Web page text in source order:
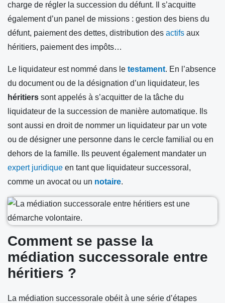
charge de régler la succession du défunt. Il s’acquitte
également d’un panel de missions : gestion des biens du
défunt, paiement des dettes, distribution des actifs aux
héritiers, paiement des impôts…
Le liquidateur est nommé dans le testament. En l’absence
du document ou de la désignation d’un liquidateur, les
héritiers sont appelés à s’acquitter de la tâche du
liquidateur de la succession de manière automatique. Ils
sont aussi en droit de nommer un liquidateur par un vote
ou de désigner une personne dans le cercle familial ou en
dehors de la famille. Ils peuvent également mandater un
expert juridique en tant que liquidateur successoral,
comme un avocat ou un notaire.
Comment se passe la
médiation successorale entre
héritiers ?
La médiation successorale obéit à une série d’étapes